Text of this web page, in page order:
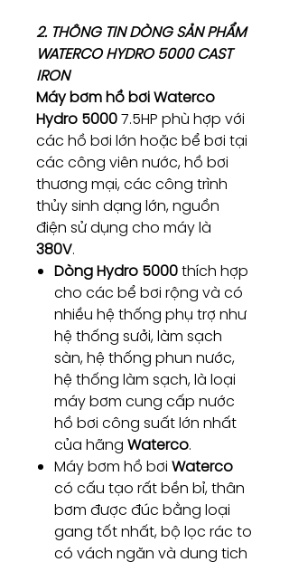
2. THÔNG TIN DÒNG SẢN PHẨM
WATERCO HYDRO 5000 CAST
IRON
Máy bơm hồ bơi Waterco
Hydro 50007.5HP phù hợp với
các hồ bơi lớn hoặc bể bơi tại
các công viên nước, hồ bơi
thương mại, các công trình
thủy sinh dạng lớn, nguồn
điện sử dụng cho máy là
380V.
Dòng Hydro 5000thích hợp
cho các bể bơi rộng và có
nhiều hệ thống phụ trợ như
hệ thống sưởi, làm sạch
sàn, hệ thống phun nước,
hệ thống làm sạch, là loại
máy bơm cung cấp nước
hồ bơi công suất lớn nhất
của hãng Waterco.
Máy bơm hồ bơi Waterco
có cấu tạo rất bền bỉ, thân
bơm được đúc bằng loại
gang tốt nhất, bộ lọc rác to
có vách ngăn và dung tich